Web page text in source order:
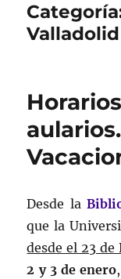
Valladolid
Desde la
que la
desde el 23 de
2 y 3 de enero